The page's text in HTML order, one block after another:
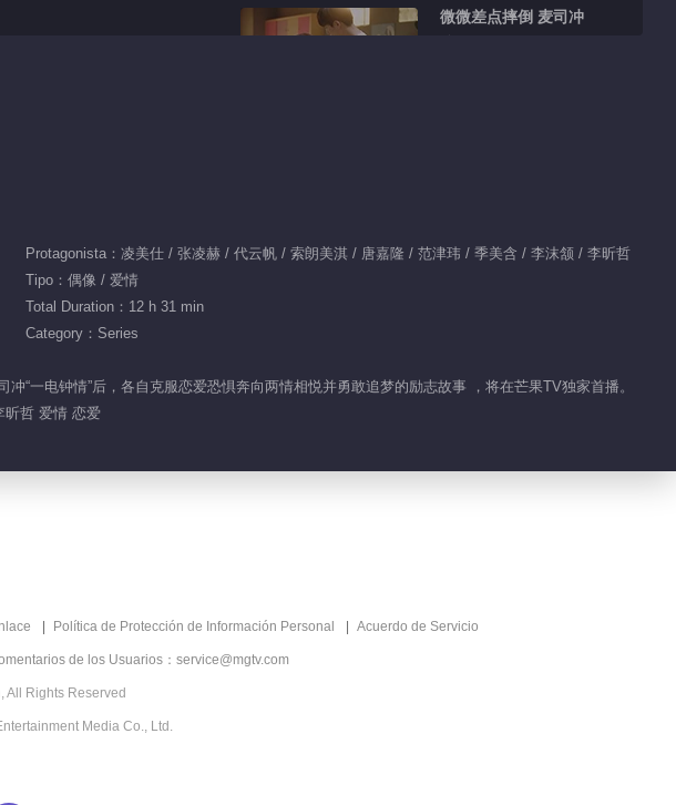
微微差点摔倒 麦司冲
弹额头说皮卡丘你醒一
扑到怀里
Protagonista：凌美仕 / 张凌赫 / 代云帆 / 索朗美淇 / 唐嘉隆 / 范津玮 / 季美含 / 李沫颔 / 李昕哲
Tipo：偶像 / 爱情
Total Duration：12 h 31 min
Category：Series
“一电钟情”后，各自克服恋爱恐惧奔向两情相悦并勇敢追梦的励志故事 ，将在芒果TV独家首播。
昕哲 爱情 恋爱
Política de Protección de Información Personal Acuerdo de Servicio
de los Usuarios：service@mgtv.com
All Rights Reserved
Media Co., Ltd.